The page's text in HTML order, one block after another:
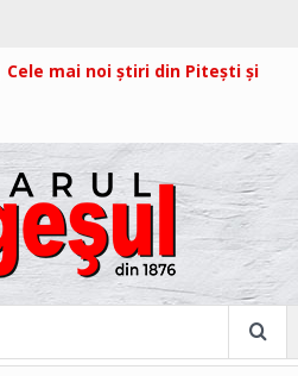
Cele mai noi știri din Pitești și